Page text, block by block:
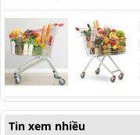
Tin xem nhiều